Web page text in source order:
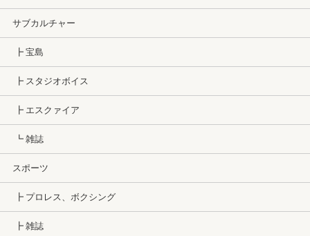
サブカルチャー
┣ 宝島
┣ スタジオボイス
┣ エスクァイア
┗ 雑誌
スポーツ
┣ プロレス、ボクシング
┣ 雑誌